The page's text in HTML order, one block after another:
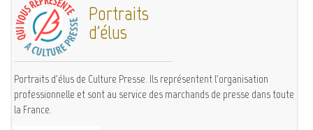
Portraits
d'élus
Portraits d'élus de Culture Presse. Ils représentent l'organisation
professionnelle et sont au service des marchands de presse dans toute
la France.